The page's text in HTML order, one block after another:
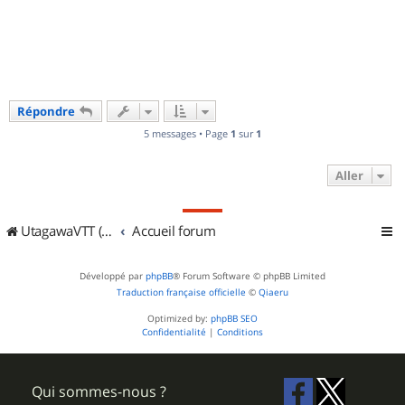
Répondre
5 messages • Page 1 sur 1
Aller
UtagawaVTT (Randos VTT et VTTAE avec traces GPS) Accueil forum
Développé par phpBB® Forum Software © phpBB Limited
Traduction française officielle © Qiaeru
Optimized by: phpBB SEO
Confidentialité | Conditions
Qui sommes-nous ?